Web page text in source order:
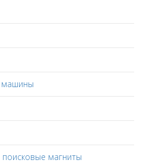
машины
поисковые магниты